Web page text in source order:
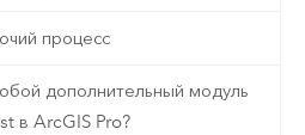
процесс
дополнительный модуль
в ArcGIS Pro?